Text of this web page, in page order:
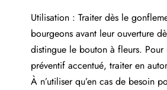
Utilisation : Traiter dès le
bourgeons avant leur ouverture
distingue le bouton à fleurs. Pour
préventif accentué, traiter en
À n’utiliser qu’en cas de besoin